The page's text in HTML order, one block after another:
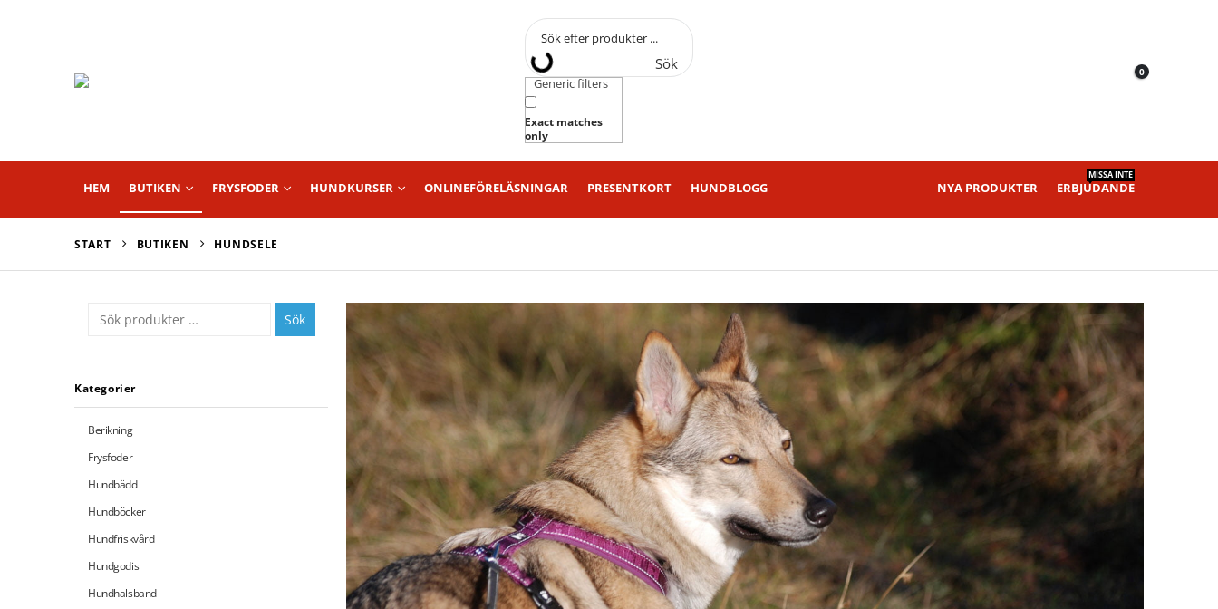
Sök
Generic filters
Exact matches
only
0
HEM BUTIKEN FRYSFODER HUNDKURSER ONLINEFÖRELÄSNINGAR PRESENTKORT HUNDBLOGG NYA PRODUKTER ERBJUDANDE
MISSA INTE
START BUTIKEN HUNDSELE
Sök
Kategorier
Berikning
Frysfoder
Hundbädd
Hundböcker
Hundfriskvård
Hundgodis
Hundhalsband